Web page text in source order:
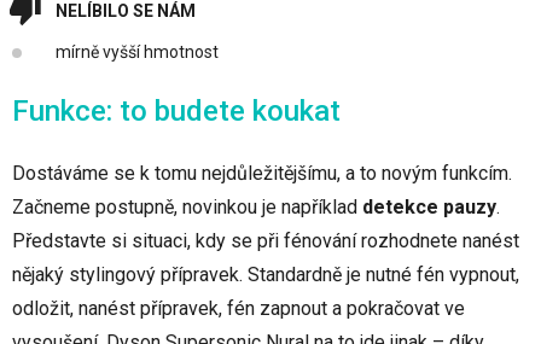
NELÍBILO SE NÁM
mírně vyšší hmotnost
Funkce: to budete koukat
Dostáváme se k tomu nejdůležitějšímu, a to novým funkcím.
Začneme postupně, novinkou je například detekce pauzy.
Představte si situaci, kdy se při fénování rozhodnete nanést
nějaký stylingový přípravek. Standardně je nutné fén vypnout,
odložit, nanést přípravek, fén zapnout a pokračovat ve